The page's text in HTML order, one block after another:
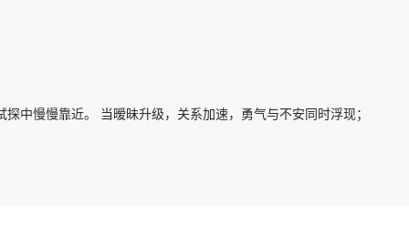
中慢慢靠近。 当暧昧升级，关系加速，勇气与不安同时浮现；